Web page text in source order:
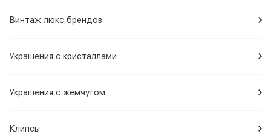
Винтаж люкс брендов
Украшения с кристаллами
Украшения с жемчугом
Клипсы